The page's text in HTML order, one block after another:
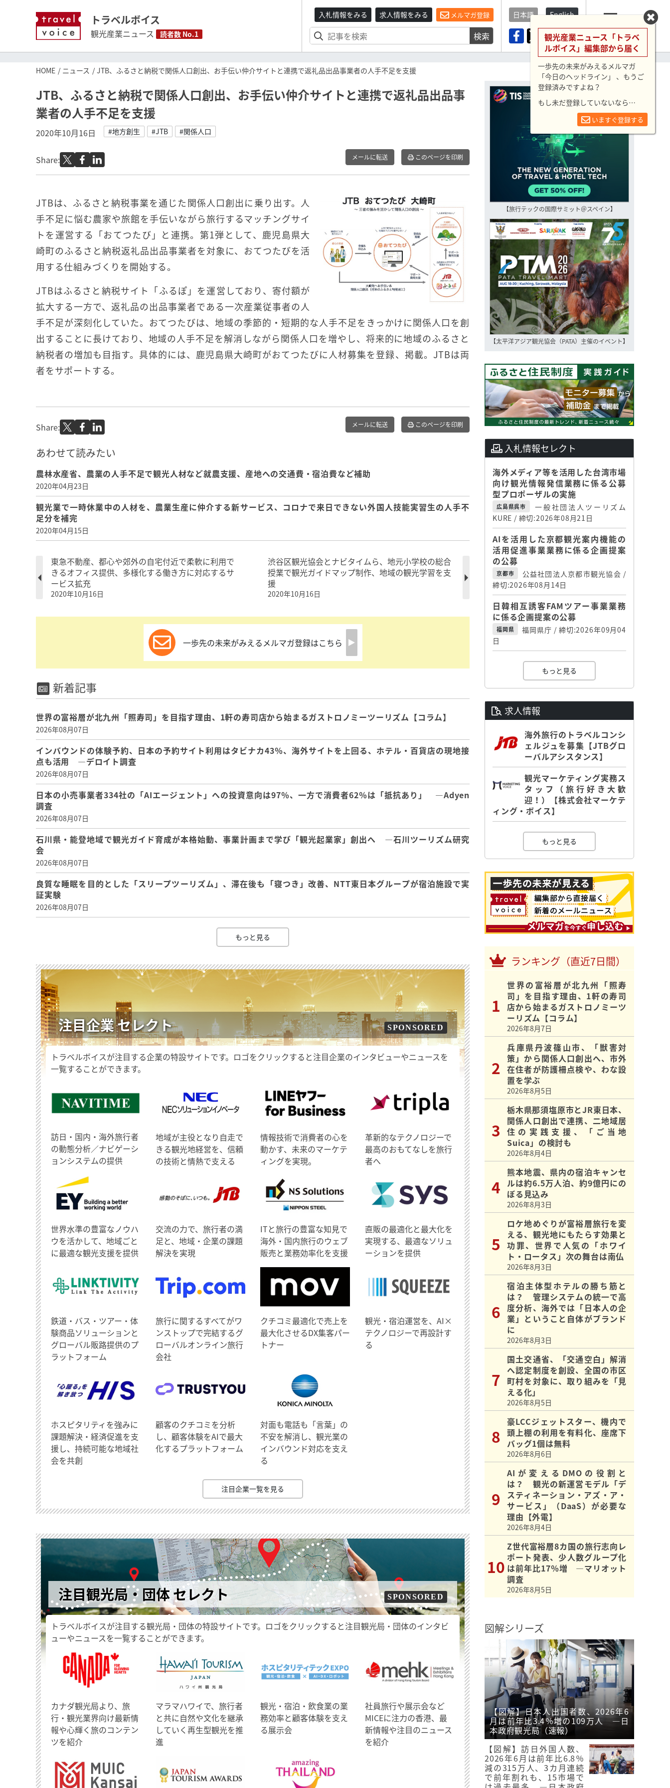
トラベルボイス
観光産業ニュース 読者数 No.1
入札情報をみる 求人情報をみる メルマガ登録
検索
日本語 English
メニュー
HOME ニュース JTB、ふるさと納税で関係人口創出、お手伝い仲介サイトと連携で返礼品出品事業者の人手不足を支援
JTB、ふるさと納税で関係人口創出、お手伝い仲介サイトと連携で返礼品出品事
業者の人手不足を支援
2020年10月16日 #地方創生 #JTB #関係人口
Share: メールに転送 このページを印刷
JTBは、ふるさと納税事業を通じた関係人口創出に乗り出す。人
手不足に悩む農家や旅館を手伝いながら旅行するマッチングサイ
トを運営する「おてつたび」と連携。第1弾として、鹿児島県大
崎町のふるさと納税返礼品出品事業者を対象に、おてつたびを活
用する仕組みづくりを開始する。
JTBはふるさと納税サイト「ふるぽ」を運営しており、寄付額が
拡大する一方で、返礼品の出品事業者である一次産業従事者の人
手不足が深刻化していた。おてつたびは、地域の季節的・短期的な人手不足をきっかけに関係人口を創
出することに長けており、地域の人手不足を解消しながら関係人口を増やし、将来的に地域のふるさと
納税者の増加も目指す。具体的には、鹿児島県大崎町がおてつたびに人材募集を登録、掲載。JTBは両
者をサポートする。
Share: メールに転送 このページを印刷
あわせて読みたい
農林水産省、農業の人手不足で観光人材など就農支援、産地への交通費・宿泊費など補助
2020年04月23日
観光業で一時休業中の人材を、農業生産に仲介する新サービス、コロナで来日できない外国人技能実習生の人手不
足分を補完
2020年04月15日
東急不動産、都心や郊外の自宅付近で柔軟に利用で
きるオフィス提供、多様化する働き方に対応するサ
ービス拡充
2020年10月16日
渋谷区観光協会とナビタイムら、地元小学校の総合
授業で観光ガイドマップ制作、地域の観光学習を支
援
2020年10月16日
一歩先の未来がみえるメルマガ登録はこちら
新着記事
世界の富裕層が北九州「照寿司」を目指す理由、1軒の寿司店から始まるガストロノミーツーリズム【コラム】
2026年08月07日
インバウンドの体験予約、日本の予約サイト利用はタビナカ43％、海外サイトを上回る、ホテル・百貨店の現地接
点も活用 ―デロイト調査
2026年08月07日
日本の小売事業者334社の「AIエージェント」への投資意向は97％、一方で消費者62％は「抵抗あり」 ―Adyen
調査
2026年08月07日
石川県・能登地域で観光ガイド育成が本格始動、事業計画まで学び「観光起業家」創出へ ―石川ツーリズム研究
会
2026年08月07日
良質な睡眠を目的とした「スリープツーリズム」、滞在後も「寝つき」改善、NTT東日本グループが宿泊施設で実
証実験
2026年08月07日
もっと見る
注目企業 セレクト SPONSORED
トラベルボイスが注目する企業の特設サイトです。ロゴをクリックすると注目企業のインタビューやニュースを
一覧することができます。
訪日・国内・海外旅行者
の動態分析／ナビゲーシ
ョンシステムの提供
地域が主役となり自走で
きる観光地経営を、信頼
の技術と情熱で支える
情報技術で消費者の心を
動かす、未来のマーケテ
ィングを実現。
革新的なテクノロジーで
最高のおもてなしを旅行
者へ
世界水準の豊富なノウハ
ウを活かして、地域ごと
に最適な観光支援を提供
交流の力で、旅行者の満
足と、地域・企業の課題
解決を実現
ITと旅行の豊富な知見で
海外・国内旅行のウェブ
販売と業務効率化を支援
直販の最適化と最大化を
実現する、最適なソリュ
ーションを提供
鉄道・バス・ツアー・体
験商品ソリューションと
グローバル販路提供のプ
ラットフォーム
旅行に関するすべてがワ
ンストップで完結するグ
ローバルオンライン旅行
会社
クチコミ最適化で売上を
最大化させるDX集客パー
トナー
観光・宿泊運営を、AI×
テクノロジーで再設計す
る
ホスピタリティを強みに
課題解決・経済促進を支
援し、持続可能な地域社
会を共創
顧客のクチコミを分析
し、顧客体験をAIで最大
化するプラットフォーム
対面も電話も「言葉」の
不安を解消し、観光業の
インバウンド対応を支え
る
注目企業一覧を見る
注目観光局・団体 セレクト SPONSORED
トラベルボイスが注目する観光局・団体の特設サイトです。ロゴをクリックすると注目観光局・団体のインタビ
ューやニュースを一覧することができます。
​カナダ観光局より、旅
行・観光業界向け最新情
報や心輝く旅のコンテン
ツを紹介
マラマハワイで、旅行者
と共に自然や文化を継承
していく再生型観光を推
進
観光・宿泊・飲食業の業
務効率と顧客体験を支え
る展示会
社員旅行や展示会など
MICEに注力の香港、最
新情報や注目のニュース
を紹介
【旅行テックの国際サミット＠スペイン】
【太平洋アジア観光協会（PATA）主催のイベント】
入札情報セレクト
海外メディア等を活用した台湾市場
向け観光情報発信業務に係る公募
型プロポーザルの実施
広島県呉市
一般社団法人ツーリズム
KURE / 締切:2026年08月21日
AIを活用した京都観光案内機能の
活用促進事業業務に係る企画提案
の公募
京都市
公益社団法人京都市観光協会 /
締切:2026年08月14日
日韓相互誘客FAMツアー事業業務
に係る企画提案の公募
福岡県
福岡県庁 / 締切:2026年09月04
日
もっと見る
求人情報
海外旅行のトラベルコンシ
ェルジュを募集【JTBグロ
ーバルアシスタンス】
観光マーケティング実務ス
タッフ（旅行好き大歓
迎！）【株式会社マーケテ
ィング・ボイス】
もっと見る
ランキング（直近7日間）
世界の富裕層が北九州「照寿
司」を目指す理由、1軒の寿司
店から始まるガストロノミーツ
ーリズム【コラム】
2026年8月7日
兵庫県丹波篠山市、「獣害対
策」から関係人口創出へ、市外
在住者が防護柵点検や、わな設
置を学ぶ
2026年8月5日
栃木県那須塩原市とJR東日本、
関係人口創出で連携、二地域居
住の実践支援、「ご当地
Suica」の検討も
2026年8月4日
熊本地震、県内の宿泊キャンセ
ルは約6.5万人泊、約9億円にの
ぼる見込み
2026年8月3日
ロケ地めぐりが富裕層旅行を変
える、観光地にもたらす効果と
功罪、世界で人気の「ホワイ
ト・ロータス」次の舞台は南仏
2026年8月3日
宿泊主体型ホテルの勝ち筋と
は？ 管理システムの統一で高
度分析、海外では「日本人の企
業」ということ自体がブランド
に
2026年8月3日
国土交通省、「交通空白」解消
へ認定制度を創設、全国の市区
町村を対象に、取り組みを「見
える化」
2026年8月5日
豪LCCジェットスター、機内で
頭上棚の利用を有料化、座席下
バッグ1個は無料
2026年8月6日
AIが変えるDMOの役割と
は？ 観光の新運営モデル「デ
スティネーション・アズ・ア・
サービス」（DaaS）が必要な
理由【外電】
2026年8月4日
Z世代富裕層8カ国の旅行志向レ
ポート発表、少人数グループ化
は前年比17％増 ―マリオット
調査
2026年8月5日
図解シリーズ
【図解】日本人出国者数、2026年6
月は前年比3.4％増の109万人 ―日
本政府観光局（速報）
【図解】訪日外国人数、
2026年6月は前年比6.8％
減の315万人、3カ月連続
で前年割れも、15市場で
観光産業ニュース「トラベ
ルボイス」編集部から届く
一歩先の未来がみえるメルマガ
「今日のヘッドライン」 、もうご
登録済みですよね？
もし未だ登録していないなら…
いますぐ登録する